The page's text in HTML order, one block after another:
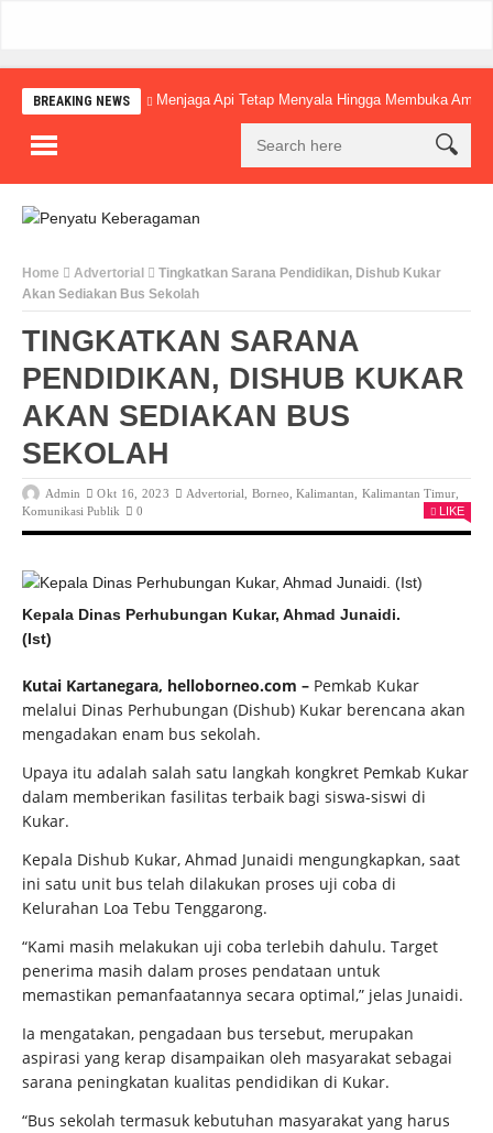
BREAKING NEWS Menjaga Api Tetap Menyala Hingga Membuka
Home Advertorial
Tingkatkan Sarana Pendidikan, Dishub Kukar
Akan Sediakan Bus Sekolah
TINGKATKAN SARANA
PENDIDIKAN, DISHUB KUKAR
AKAN SEDIAKAN BUS
SEKOLAH
Admin Okt 16, 2023 Advertorial Borneo ,Kalimantan ,Kalimantan Timur
Komunikasi Publik
0 LIKE
Kepala Dinas Perhubungan Kukar, Ahmad Junaidi.
(Ist)
Kutai Kartanegara, helloborneo.com – Pemkab Kukar
melalui Dinas Perhubungan (Dishub) Kukar berencana akan
mengadakan enam bus sekolah.
Upaya itu adalah salah satu langkah kongkret Pemkab Kukar
dalam memberikan fasilitas terbaik bagi siswa-siswi di
Kukar.
Kepala Dishub Kukar, Ahmad Junaidi mengungkapkan, saat
ini satu unit bus telah dilakukan proses uji coba di
Kelurahan Loa Tebu Tenggarong.
“Kami masih melakukan uji coba terlebih dahulu. Target
penerima masih dalam proses pendataan untuk
memastikan pemanfaatannya secara optimal,” jelas Junaidi.
Ia mengatakan, pengadaan bus tersebut, merupakan
aspirasi yang kerap disampaikan oleh masyarakat sebagai
sarana peningkatan kualitas pendidikan di Kukar.
“Bus sekolah termasuk kebutuhan masyarakat yang harus